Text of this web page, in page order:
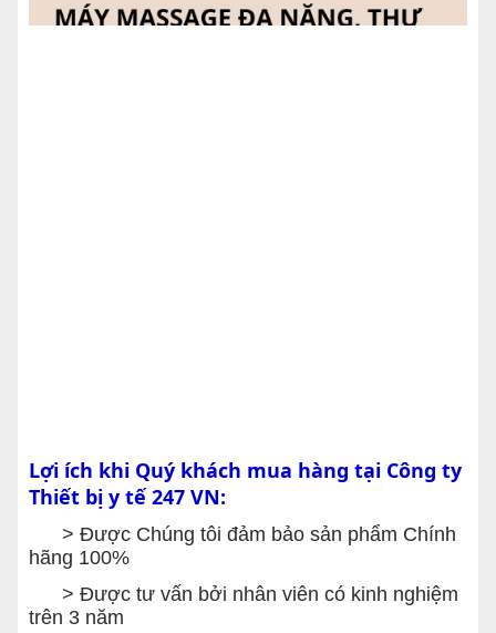
Lợi ích khi Quý khách mua hàng tại Công ty
Thiết bị y tế 247 VN:
> Được Chúng tôi đảm bảo sản phẩm Chính
hãng 100%
> Được tư vấn bởi nhân viên có kinh nghiệm
trên 3 năm